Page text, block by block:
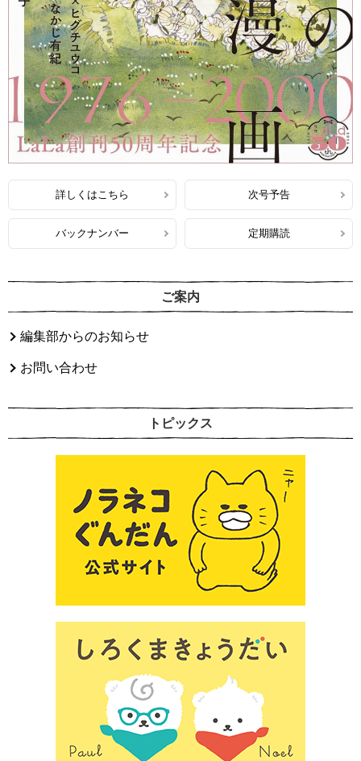
詳しくはこちら 次号予告
バックナンバー 定期購読
ご案内
編集部からのお知らせ
お問い合わせ
トピックス